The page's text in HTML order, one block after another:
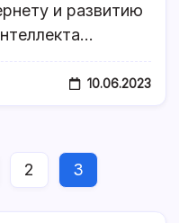
и развитию
10.06.2023
2 3